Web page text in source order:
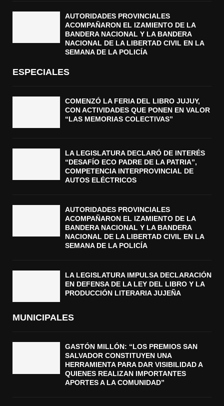
AUTORIDADES PROVINCIALES
ACOMPAÑARON EL IZAMIENTO DE LA
BANDERA NACIONAL Y LA BANDERA
NACIONAL DE LA LIBERTAD CIVIL EN LA
SEMANA DE LA POLICÍA
ESPECIALES
COMENZÓ LA FERIA DEL LIBRO JUJUY,
CON ACTIVIDADES QUE PONEN EN VALOR
“LAS MEMORIAS COLECTIVAS”
LA LEGISLATURA DECLARÓ DE INTERÉS
“DESAFÍO ECO PADRE DE LA PATRIA”,
COMPETENCIA INTERPROVINCIAL DE
AUTOS ELÉCTRICOS
AUTORIDADES PROVINCIALES
ACOMPAÑARON EL IZAMIENTO DE LA
BANDERA NACIONAL Y LA BANDERA
NACIONAL DE LA LIBERTAD CIVIL EN LA
SEMANA DE LA POLICÍA
LA LEGISLATURA IMPULSA DECLARACIÓN
EN DEFENSA DE LA LEY DEL LIBRO Y LA
PRODUCCIÓN LITERARIA JUJEÑA
MUNICIPALES
GASTÓN MILLÓN: “LOS PREMIOS SAN
SALVADOR CONSTITUYEN UNA
HERRAMIENTA PARA DAR VISIBILIDAD A
QUIENES REALIZAN IMPORTANTES
APORTES A LA COMUNIDAD”